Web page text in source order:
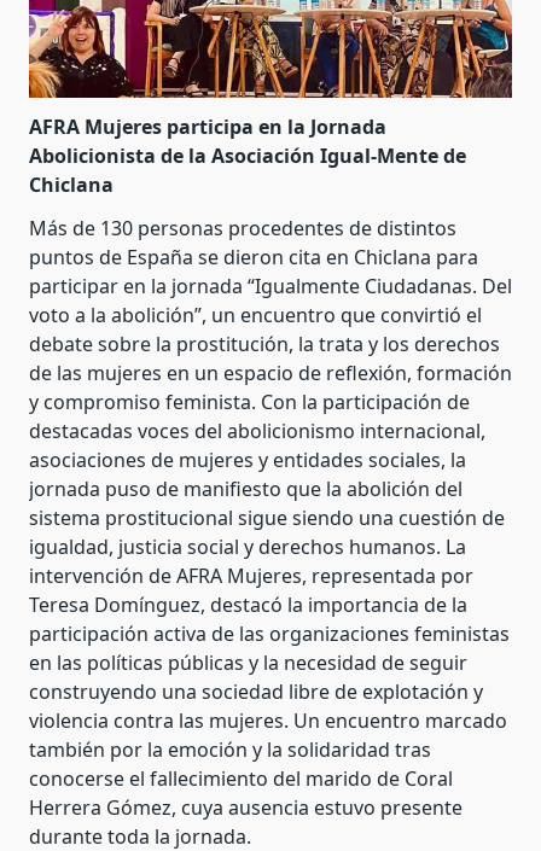
AFRA Mujeres participa en la Jornada
Abolicionista de la Asociación Igual-Mente de
Chiclana
Más de 130 personas procedentes de distintos
puntos de España se dieron cita en Chiclana para
participar en la jornada “Igualmente Ciudadanas. Del
voto a la abolición”, un encuentro que convirtió el
debate sobre la prostitución, la trata y los derechos
de las mujeres en un espacio de reflexión, formación
y compromiso feminista. Con la participación de
destacadas voces del abolicionismo internacional,
asociaciones de mujeres y entidades sociales, la
jornada puso de manifiesto que la abolición del
sistema prostitucional sigue siendo una cuestión de
igualdad, justicia social y derechos humanos. La
intervención de AFRA Mujeres, representada por
Teresa Domínguez, destacó la importancia de la
participación activa de las organizaciones feministas
en las políticas públicas y la necesidad de seguir
construyendo una sociedad libre de explotación y
violencia contra las mujeres. Un encuentro marcado
también por la emoción y la solidaridad tras
conocerse el fallecimiento del marido de Coral
Herrera Gómez, cuya ausencia estuvo presente
durante toda la jornada.